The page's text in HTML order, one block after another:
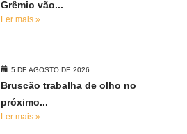
Grêmio vão...
Ler mais »
5 DE AGOSTO DE 2026
Bruscão trabalha de olho no
próximo...
Ler mais »